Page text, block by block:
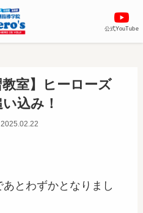
公式YouTube
教室】ヒーローズ
込み！
2025.02.22
あとわずかとなりまし